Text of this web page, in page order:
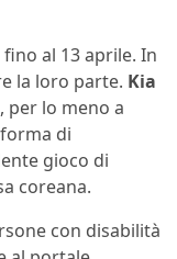
al 13 aprile. In
la loro parte. Kia
per lo meno a
di
gioco di
coreana.
con disabilità